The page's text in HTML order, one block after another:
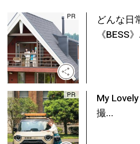
どんな日
《BESS
My
撮...